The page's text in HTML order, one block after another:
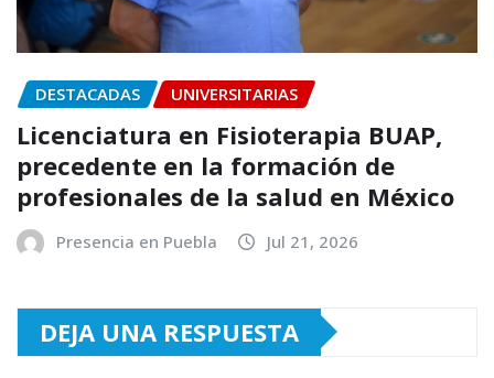
DESTACADAS UNIVERSITARIAS
Licenciatura en Fisioterapia BUAP,
precedente en la formación de
profesionales de la salud en México
Presencia en Puebla Jul 21, 2026
DEJA UNA RESPUESTA